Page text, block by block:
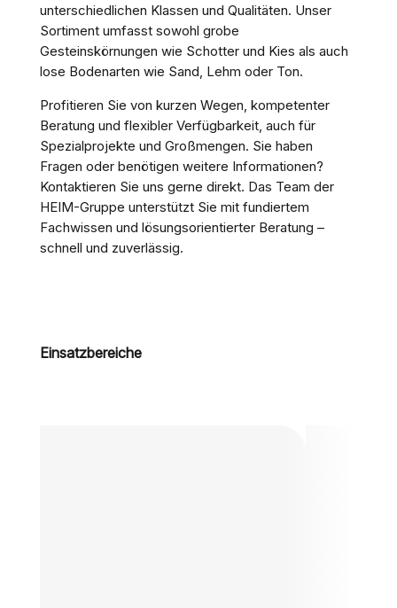
unterschiedlichen Klassen und Qualitäten. Unser
Sortiment umfasst sowohl grobe
Gesteinskörnungen wie Schotter und Kies als auch
lose Bodenarten wie Sand, Lehm oder Ton.
Profitieren Sie von kurzen Wegen, kompetenter
Beratung und flexibler Verfügbarkeit, auch für
Spezialprojekte und Großmengen. Sie haben
Fragen oder benötigen weitere Informationen?
Kontaktieren Sie uns gerne direkt. Das Team der
HEIM-Gruppe unterstützt Sie mit fundiertem
Fachwissen und lösungsorientierter Beratung –
schnell und zuverlässig.
Einsatzbereiche